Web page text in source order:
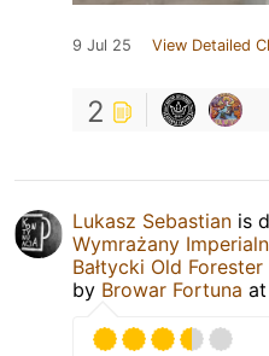
9 Jul 25 View Detailed
2
Lukasz Sebastian is
Wymrażany
Bałtycki Old
by Browar Fortuna at